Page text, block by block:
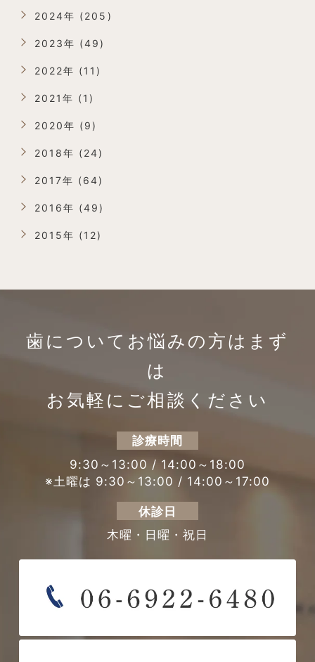
2024年 (205)
2023年 (49)
2022年 (11)
2021年 (1)
2020年 (9)
2018年 (24)
2017年 (64)
2016年 (49)
2015年 (12)
歯についてお悩みの方は まず
は
お気軽にご相談ください
診療時間
9:30～13:00 / 14:00～18:00
※土曜は 9:30～13:00 / 14:00～17:00
休診日
木曜・日曜・祝日